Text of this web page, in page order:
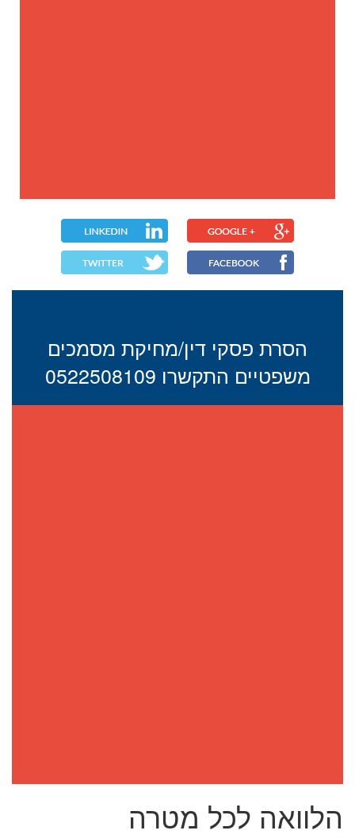
הסרת פסקי דין/מחיקת מסמכים
משפטיים התקשרו 0522508109
הלוואה לכל מטרה